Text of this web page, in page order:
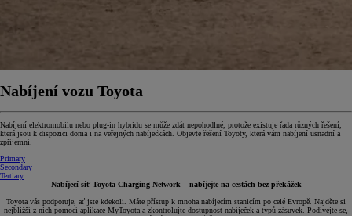
Nabíjení vozu Toyota
Nabíjení elektromobilu nebo plug-in hybridu se může zdát nepohodlné, protože existuje řada různých řešení,
která jsou k dispozici doma i na veřejných nabíječkách. Objevte řešení Toyoty, která vám nabíjení usnadní a
zpříjemní.
Primary
Secondary
Tertiary
Nabíjecí síť Toyota Charging Network – nabíjejte na cestách bez překážek
Toyota vás podporuje, ať jste kdekoli. Máte přístup k mnoha nabíjecím stanicím po celé Evropě. Najděte si
nejbližší z nich pomocí aplikace MyToyota a zkontrolujte dostupnost nabíječek a typů zásuvek. Podívejte se,